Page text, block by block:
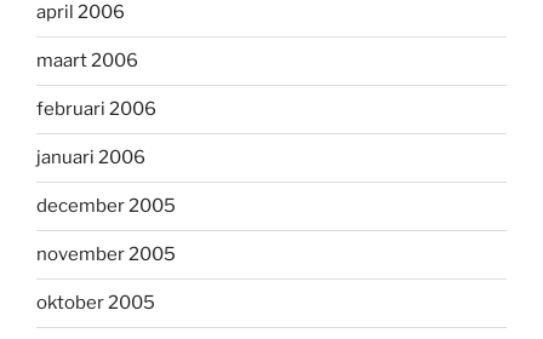
april 2006
maart 2006
februari 2006
januari 2006
december 2005
november 2005
oktober 2005